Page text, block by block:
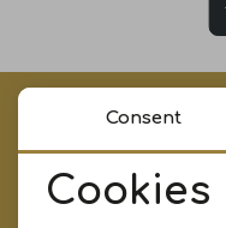
Schoenen
Shirts en tops
T-shirts en polos
Truien en vesten
Tassen
€5,- korting op
Meld je aan voor
korting!* Niet i.c.m.
Noodzakelijke
Consent
Cookies